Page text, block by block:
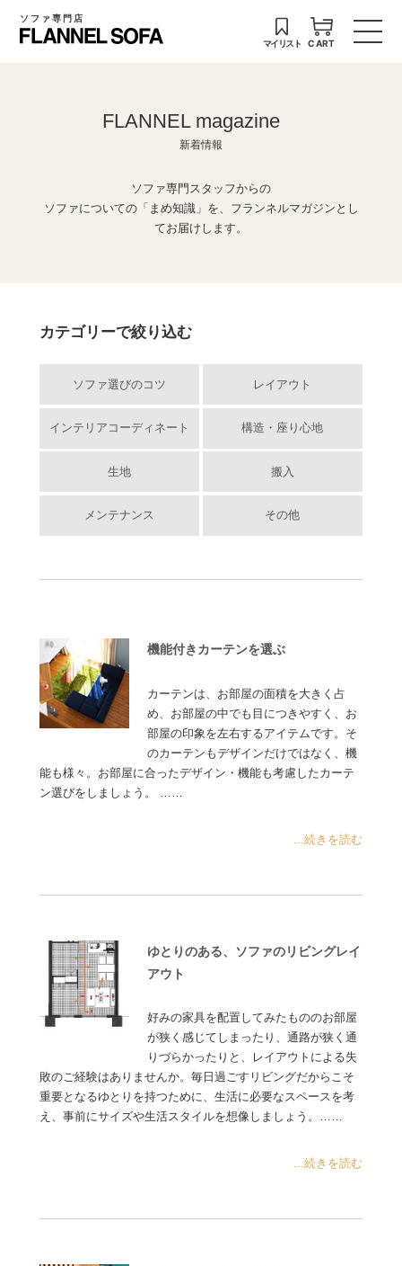
ソファ専門店
マイリスト CART
FLANNEL magazine
新着情報
ソファ専門スタッフからの
ソファについての「まめ知識」を、フランネルマガジンとし
てお届けします。
カテゴリーで絞り込む
ソファ選びのコツ レイアウト
インテリアコーディネート 構造・座り心地
生地 搬入
メンテナンス その他
機能付きカーテンを選ぶ
カーテンは、お部屋の面積を大きく占
め、お部屋の中でも目につきやすく、お
部屋の印象を左右するアイテムです。そ
のカーテンもデザインだけではなく、機
能も様々。お部屋に合ったデザイン・機能も考慮したカーテ
ン選びをしましょう。 ……
...続きを読む
ゆとりのある、ソファのリビングレイ
アウト
好みの家具を配置してみたもののお部屋
が狭く感じてしまったり、通路が狭く通
りづらかったりと、レイアウトによる失
敗のご経験はありませんか。毎日過ごすリビングだからこそ
重要となるゆとりを持つために、生活に必要なスペースを考
え、事前にサイズや生活スタイルを想像しましょう。……
...続きを読む